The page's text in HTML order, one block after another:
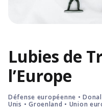
Lubies de
l’Europe
Défense européenne •
Unis •Groenland • Union